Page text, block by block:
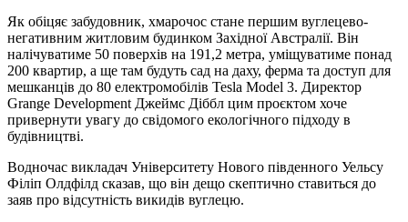
Як обіцяє забудовник, хмарочос стане першим вуглецево-
негативним житловим будинком Західної Австралії. Він
налічуватиме 50 поверхів на 191,2 метра, уміщуватиме понад
200 квартир, а ще там будуть сад на даху, ферма та доступ для
мешканців до 80 електромобілів Tesla Model 3. Директор
Grange Development Джеймс Діббл цим проєктом хоче
привернути увагу до свідомого екологічного підходу в
будівництві.
Водночас викладач Університету Нового південного Уельсу
Філіп Олдфілд сказав, що він дещо скептично ставиться до
заяв про відсутність викидів вуглецю.